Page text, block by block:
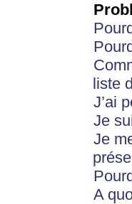
liste
J’ai
Je
Je
A